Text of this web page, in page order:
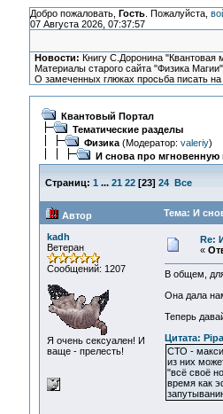
Добро пожаловать, Гость. Пожалуйста,
07 Августа 2026, 07:37:57
Новости: Книгу С.Доронина "Квантовая
Материалы старого сайта "Физика
О замеченных глюках просьба писать
Квантовый Портал
Тематические разделы
Физика(Модератор: valeriy)
И снова про
Страниц: 1 ... 21 22[23] 24 Все
Автор Тема: И
kadh
Ветеран
Сообщений: 1207
Я очень сексуален! И
ваще - прелесть!
Re:
«
В общем,
Она дала
Теперь
Цитата:
СТО -
из них
"всё своё
время как